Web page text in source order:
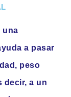
una
a pasar
peso
decir, a un